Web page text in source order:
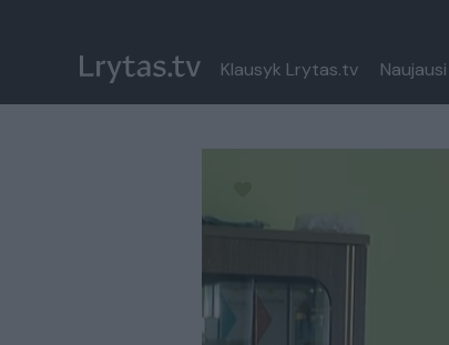
Klausyk Lrytas.tv Naujausi